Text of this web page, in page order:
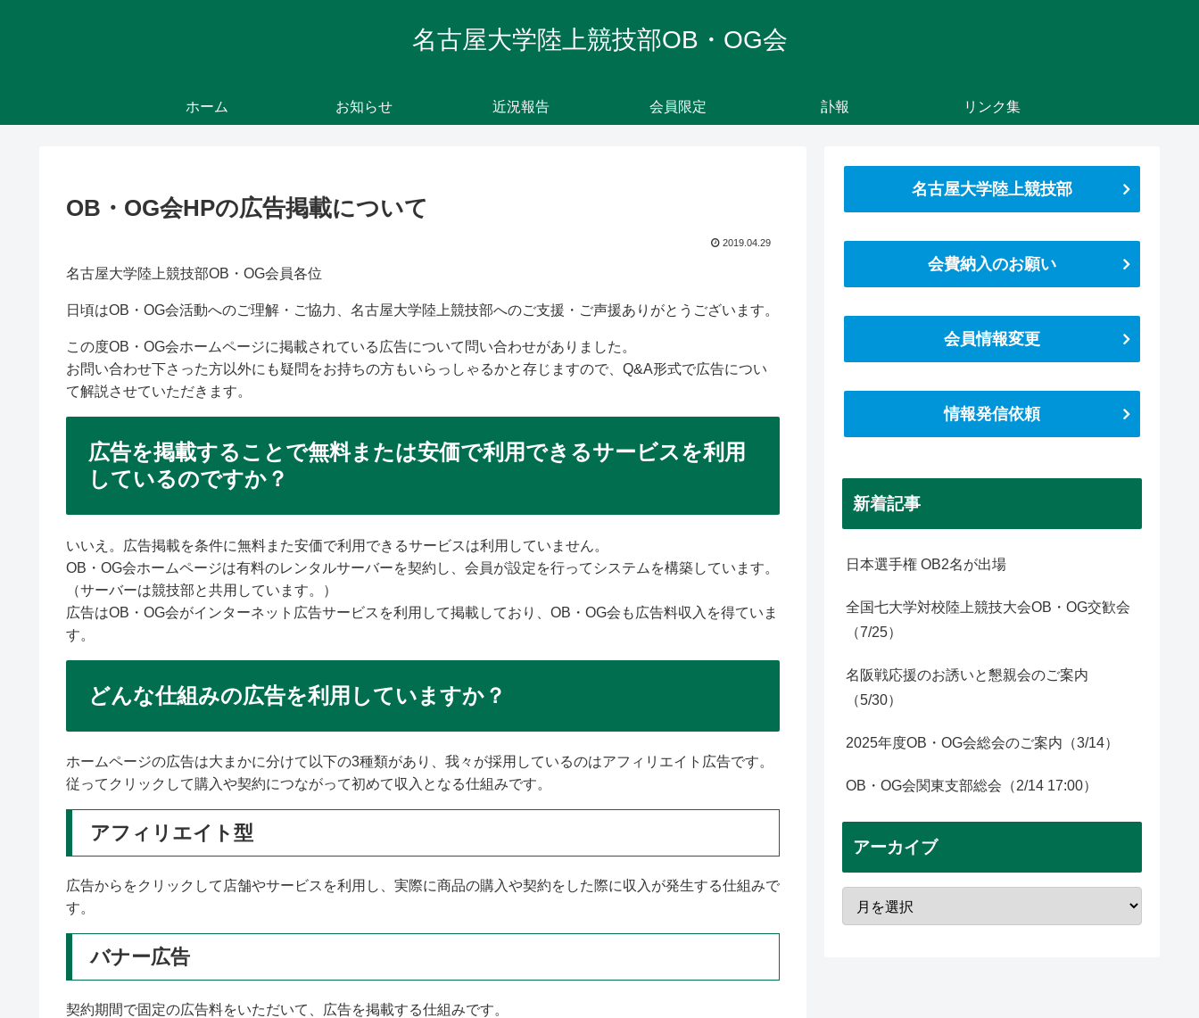
名古屋大学陸上競技部OB・OG会
ホーム お知らせ 近況報告 会員限定 訃報 リンク集
OB・OG会HPの広告掲載について
2019.04.29
名古屋大学陸上競技部OB・OG会員各位
日頃はOB・OG会活動へのご理解・ご協力、名古屋大学陸上競技部へのご支援・ご声援ありがとうございます。
この度OB・OG会ホームページに掲載されている広告について問い合わせがありました。
お問い合わせ下さった方以外にも疑問をお持ちの方もいらっしゃるかと存じますので、Q&A形式で広告につい
て解説させていただきます。
広告を掲載することで無料または安価で利用できるサービスを利用
しているのですか？
いいえ。広告掲載を条件に無料また安価で利用できるサービスは利用していません。
OB・OG会ホームページは有料のレンタルサーバーを契約し、会員が設定を行ってシステムを構築しています。
（サーバーは競技部と共用しています。）
広告はOB・OG会がインターネット広告サービスを利用して掲載しており、OB・OG会も広告料収入を得ていま
す。
どんな仕組みの広告を利用していますか？
ホームページの広告は大まかに分けて以下の3種類があり、我々が採用しているのはアフィリエイト広告です。
従ってクリックして購入や契約につながって初めて収入となる仕組みです。
アフィリエイト型
広告からをクリックして店舗やサービスを利用し、実際に商品の購入や契約をした際に収入が発生する仕組みで
す。
バナー広告
契約期間で固定の広告料をいただいて、広告を掲載する仕組みです。
名古屋大学陸上競技部
会費納入のお願い
会員情報変更
情報発信依頼
新着記事
日本選手権 OB2名が出場
全国七大学対校陸上競技大会OB・OG交歓会
（7/25）
名阪戦応援のお誘いと懇親会のご案内
（5/30）
2025年度OB・OG会総会のご案内（3/14）
OB・OG会関東支部総会（2/14 17:00）
アーカイブ